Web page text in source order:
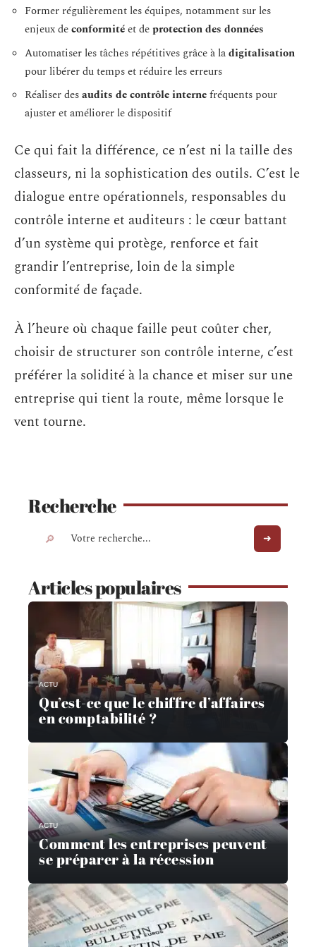
Former régulièrement les équipes, notamment sur les
enjeux deconformitéet deprotection des données
Automatiser les tâches répétitives grâce à ladigitalisation
pour libérer du temps et réduire les erreurs
Réaliser desaudits de contrôle internefréquents pour
ajuster et améliorer le dispositif
Ce qui fait la différence, ce n’est ni la taille des
classeurs, ni la sophistication des outils. C’est le
dialogue entre opérationnels, responsables du
contrôle interne et auditeurs : le cœur battant
d’un système qui protège, renforce et fait
grandir l’entreprise, loin de la simple
conformité de façade.
À l’heure où chaque faille peut coûter cher,
choisir de structurer son contrôle interne, c’est
préférer la solidité à la chance et miser sur une
entreprise qui tient la route, même lorsque le
vent tourne.
Recherche
Articles populaires
ACTU
Qu’est-ce que le chiffre d’affaires
en comptabilité ?
ACTU
Comment les entreprises peuvent
se préparer à la récession